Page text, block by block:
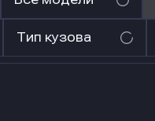
Тип кузова